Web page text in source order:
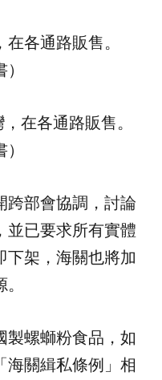
各通路販售。
跨部會協調，討論
並已要求所有實體
下架，海關也將加
製螺螄粉食品，如
海關緝私條例」相